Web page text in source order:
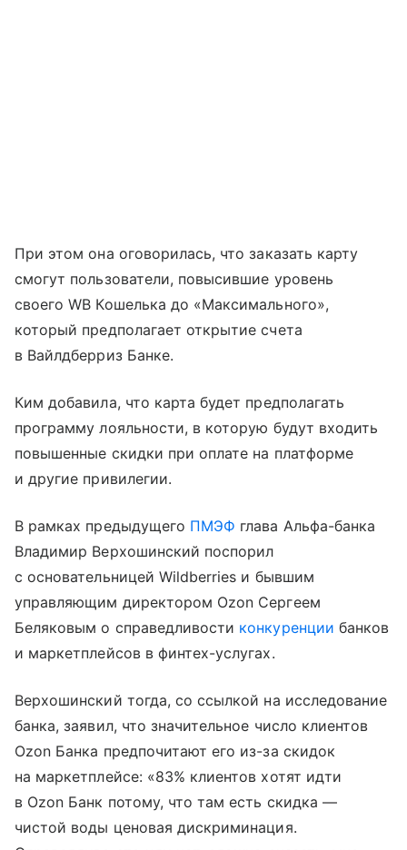
При этом она оговорилась, что заказать карту
смогут пользователи, повысившие уровень
своего WB Кошелька до «Максимального»,
который предполагает открытие счета
в Вайлдберриз Банке.
Ким добавила, что карта будет предполагать
программу лояльности, в которую будут входить
повышенные скидки при оплате на платформе
и другие привилегии.
В рамках предыдущего ПМЭФ глава Альфа-банка
Владимир Верхошинский поспорил
c основательницей Wildberries и бывшим
управляющим директором Ozon Сергеем
Беляковым о справедливости конкуренции банков
и маркетплейсов в финтех-услугах.
Верхошинский тогда, со ссылкой на исследование
банка, заявил, что значительное число клиентов
Ozon Банка предпочитают его из-за скидок
на маркетплейсе: «83% клиентов хотят идти
в Ozon Банк потому, что там есть скидка —
чистой воды ценовая дискриминация.